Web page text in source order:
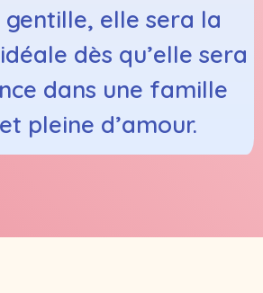
gentille, elle sera la
dès qu’elle sera
dans une famille
pleine d’amour.